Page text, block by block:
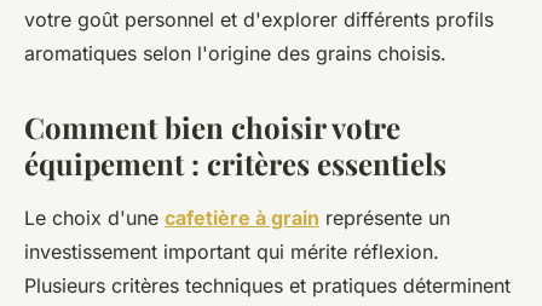
votre goût personnel et d'explorer différents profils
aromatiques selon l'origine des grains choisis.
Comment bien choisir votre
équipement : critères essentiels
Le choix d'une cafetière à grain représente un
investissement important qui mérite réflexion.
Plusieurs critères techniques et pratiques déterminent